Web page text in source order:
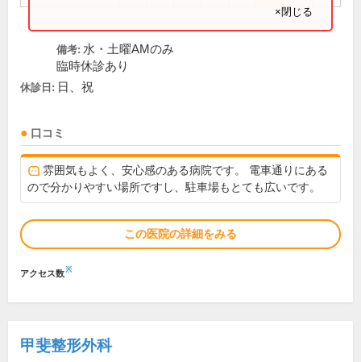
×閉じる
備考: 水・土曜AMのみ
臨時休診あり
休診日: 日、祝
口コミ
雰囲気もよく、安心感のある病院です。 電車通りにある
ので分かりやすい場所ですし、駐車場もとても広いです。
この医院の詳細をみる
アクセス数※
甲斐整形外科